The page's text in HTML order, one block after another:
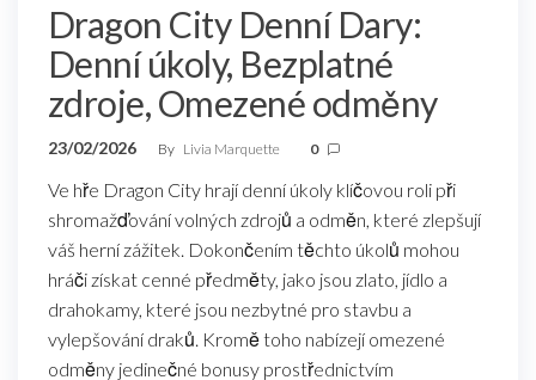
Dragon City Denní Dary:
Denní úkoly, Bezplatné
zdroje, Omezené odměny
23/02/2026 By Livia Marquette 0
Ve hře Dragon City hrají denní úkoly klíčovou roli při
shromažďování volných zdrojů a odměn, které zlepšují
váš herní zážitek. Dokončením těchto úkolů mohou
hráči získat cenné předměty, jako jsou zlato, jídlo a
drahokamy, které jsou nezbytné pro stavbu a
vylepšování draků. Kromě toho nabízejí omezené
odměny jedinečné bonusy prostřednictvím